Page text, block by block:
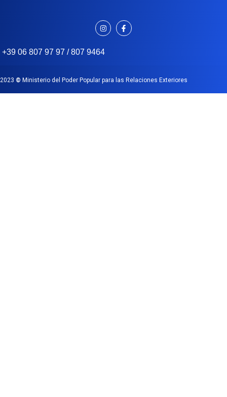
+39 06 807 97 97 / 807 9464
2023 © Ministerio del Poder Popular para las Relaciones Exteriores